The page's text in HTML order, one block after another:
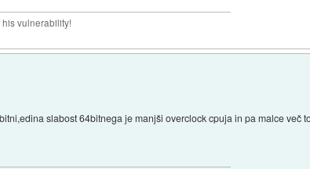
his vulnerability!
slabost 64bitnega je manjši overclock cpuja in pa malce več